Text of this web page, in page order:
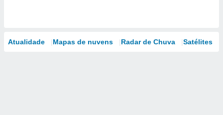
Atualidade Mapas de nuvens Radar de Chuva Satélites